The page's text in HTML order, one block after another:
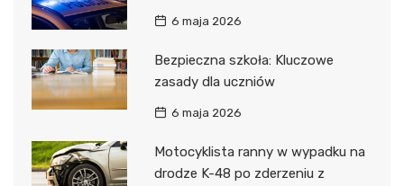
6 maja 2026
Bezpieczna szkoła: Kluczowe
zasady dla uczniów
6 maja 2026
Motocyklista ranny w wypadku na
drodze K-48 po zderzeniu z